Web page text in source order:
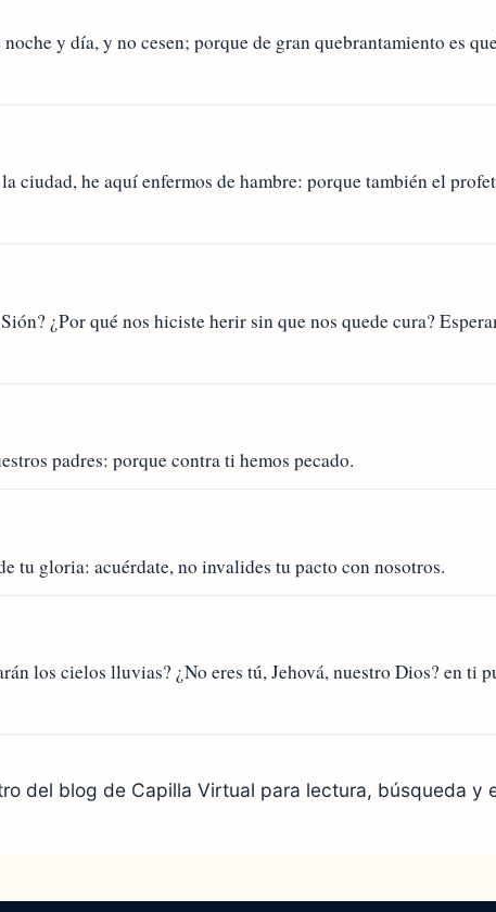
y día, y no cesen; porque de gran quebrantamiento es
ciudad, he aquí enfermos de hambre: porque también el
¿Por qué nos hiciste herir sin que nos quede cura?
padres: porque contra ti hemos pecado.
tu gloria: acuérdate, no invalides tu pacto con nosotros.
los cielos lluvias? ¿No eres tú, Jehová, nuestro Dios? en ti
del blog de Capilla Virtual para lectura, búsqueda y